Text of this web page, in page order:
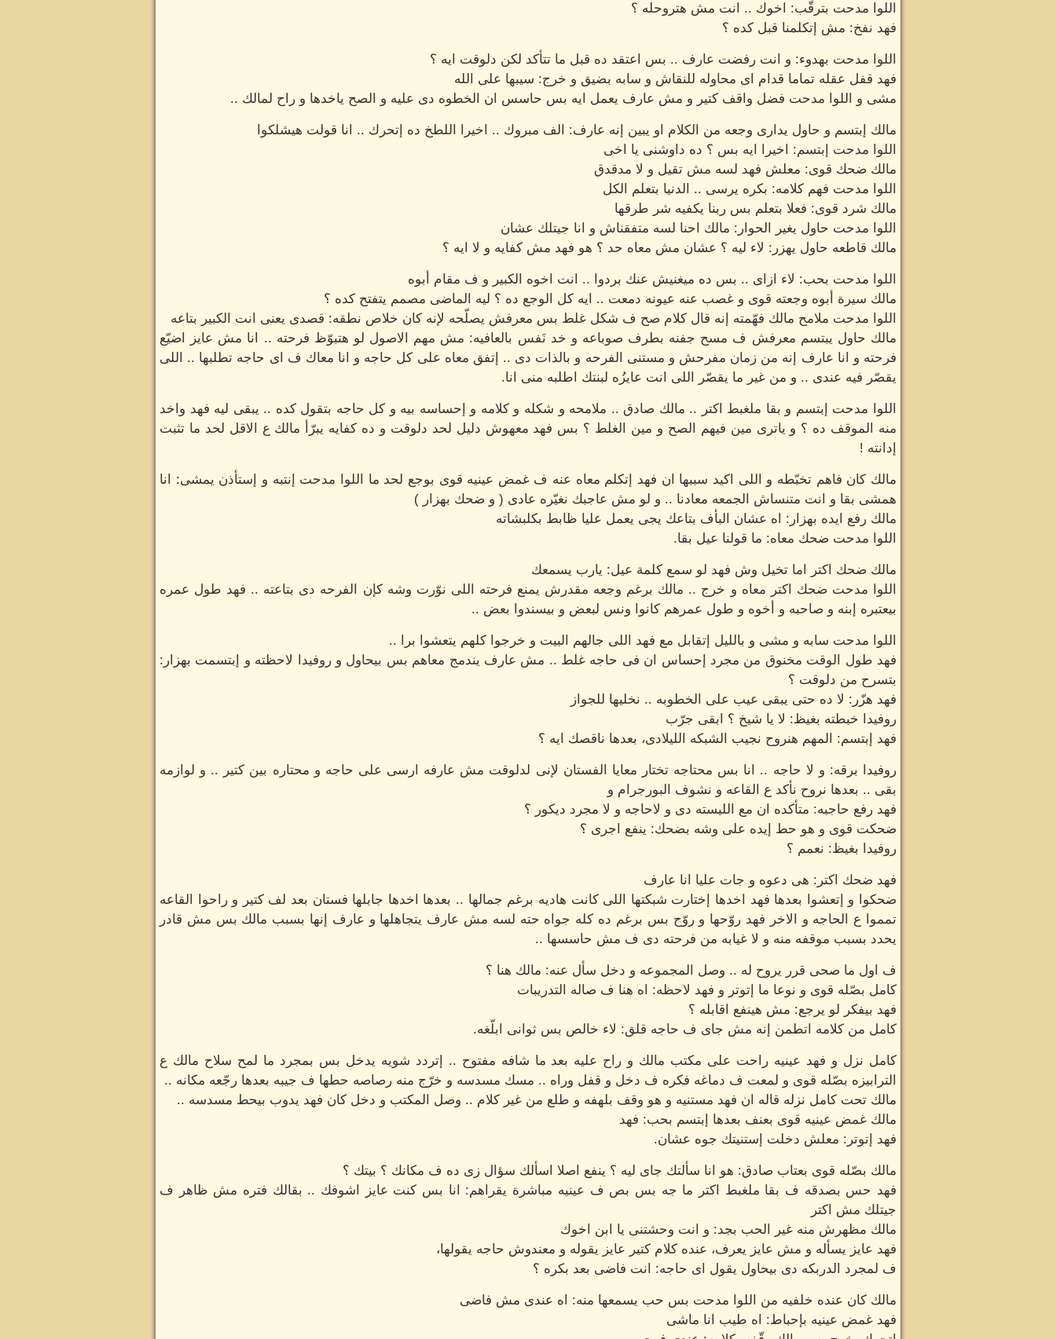
اللوا مدحت بترقّب: اخوك .. انت مش هتروحله ؟
فهد نفخ: مش إتكلمنا قبل كده ؟
اللوا مدحت بهدوء: و انت رفضت عارف .. بس اعتقد ده قبل ما تتأكد لكن دلوقت ايه ؟
فهد قفل عقله تماما قدام اى محاوله للنقاش و سابه بضيق و خرج: سيبها على الله
مشى و اللوا مدحت فضل واقف كتير و مش عارف يعمل ايه بس حاسس ان الخطوه دى عليه و الصح ياخدها و راح لمالك ..
مالك إبتسم و حاول يدارى وجعه من الكلام او يبين إنه عارف: الف مبروك .. اخيرا اللطخ ده إتحرك .. انا قولت هيشلكوا
اللوا مدحت إبتسم: اخيرا ايه بس ؟ ده داوشنى يا اخى
مالك ضحك قوى: معلش فهد لسه مش تقيل و لا مدقدق
اللوا مدحت فهم كلامه: بكره يرسى .. الدنيا بتعلم الكل
مالك شرد قوى: فعلا بتعلم بس ربنا يكفيه شر طرقها
اللوا مدحت حاول يغير الحوار: مالك احنا لسه متفقناش و انا جيتلك عشان
مالك قاطعه حاول يهزر: لاء ليه ؟ عشان مش معاه حد ؟ هو فهد مش كفايه و لا ايه ؟
اللوا مدحت بحب: لاء ازاى .. بس ده ميغنيش عنك بردوا .. انت اخوه الكبير و ف مقام أبوه
مالك سيرة أبوه وجعته قوى و غصب عنه عيونه دمعت .. ايه كل الوجع ده ؟ ليه الماضى مصمم يتفتح كده ؟
اللوا مدحت ملامح مالك فهّمته إنه قال كلام صح ف شكل غلط بس معرفش يصلّحه لإنه كان خلاص نطقه: قصدى يعنى انت الكبير بتاعه
مالك حاول يبتسم معرفش ف مسح جفنه بطرف صوباعه و خد نَفس بالعافيه: مش مهم الاصول لو هتبوّظ فرحته .. انا مش عايز اضيّع
فرحته و انا عارف إنه من زمان مفرحش و مستنى الفرحه و بالذات دى .. إتفق معاه على كل حاجه و انا معاك ف اى حاجه تطلبها .. اللى
يقصّر فيه عندى .. و من غير ما يقصّر اللى انت عايزُه لبنتك اطلبه منى انا.
اللوا مدحت إبتسم و بقا ملغبط اكتر .. مالك صادق .. ملامحه و شكله و كلامه و إحساسه بيه و كل حاجه بتقول كده .. يبقى ليه فهد واخد
منه الموقف ده ؟ و ياترى مين فيهم الصح و مين الغلط ؟ بس فهد معهوش دليل لحد دلوقت و ده كفايه يبرّأ مالك ع الاقل لحد ما تثبت
إدانته !
مالك كان فاهم تخبّطه و اللى اكيد سببها ان فهد إتكلم معاه عنه ف غمض عينيه قوى بوجع لحد ما اللوا مدحت إنتبه و إستأذن يمشى: انا
همشى بقا و انت متنساش الجمعه معادنا .. و لو مش عاجبك نغيّره عادى ( و ضحك بهزار )
مالك رفع ايده بهزار: اه عشان البأف بتاعك يجى يعمل عليا ظابط بكلبشاته
اللوا مدحت ضحك معاه: ما قولنا عيل بقا.
مالك ضحك اكتر اما تخيل وش فهد لو سمع كلمة عيل: يارب يسمعك
اللوا مدحت ضحك اكتر معاه و خرج .. مالك برغم وجعه مقدرش يمنع فرحته اللى نوّرت وشه كإن الفرحه دى بتاعته .. فهد طول عمره
بيعتبره إبنه و صاحبه و أخوه و طول عمرهم كانوا ونس لبعض و بيسندوا بعض ..
اللوا مدحت سابه و مشى و بالليل إتقابل مع فهد اللى جالهم البيت و خرجوا كلهم يتعشوا برا ..
فهد طول الوقت مخنوق من مجرد إحساس ان فى حاجه غلط .. مش عارف يندمج معاهم بس بيحاول و روفيدا لاحظته و إبتسمت بهزار:
بتسرح من دلوقت ؟
فهد هزّر: لا ده حتى يبقى عيب على الخطوبه .. نخليها للجواز
روفيدا خبطته بغيظ: لا يا شيخ ؟ ابقى جرّب
فهد إبتسم: المهم هنروح نجيب الشبكه الليلادى، بعدها ناقصك ايه ؟
روفيدا برقه: و لا حاجه .. انا بس محتاجه تختار معايا الفستان لإنى لدلوقت مش عارفه ارسى على حاجه و محتاره بين كتير .. و لوازمه
بقى .. بعدها نروح نأكد ع القاعه و نشوف البورجرام و
فهد رفع حاجبه: متأكده ان مع الليسته دى و لاحاجه و لا مجرد ديكور ؟
ضحكت قوى و هو حط إيده على وشه بضحك: ينفع اجرى ؟
روفيدا بغيظ: نعمم ؟
فهد ضحك اكتر: هى دعوه و جات عليا انا عارف
ضحكوا و إتعشوا بعدها فهد اخدها إختارت شبكتها اللى كانت هاديه برغم جمالها .. بعدها اخدها جابلها فستان بعد لف كتير و راحوا القاعه
تمموا ع الحاجه و الاخر فهد روّحها و روّح بس برغم ده كله جواه حته لسه مش عارف يتجاهلها و عارف إنها بسبب مالك بس مش قادر
يحدد بسبب موقفه منه و لا غيابه من فرحته دى ف مش حاسسها ..
ف اول ما صحى قرر يروح له .. وصل المجموعه و دخل سأل عنه: مالك هنا ؟
كامل بصّله قوى و نوعا ما إتوتر و فهد لاحظه: اه هنا ف صاله التدريبات
فهد بيفكر لو يرجع: مش هينفع اقابله ؟
كامل من كلامه اتطمن إنه مش جاى ف حاجه قلق: لاء خالص بس ثوانى ابلّغه.
كامل نزل و فهد عينيه راحت على مكتب مالك و راح عليه بعد ما شافه مفتوح .. إتردد شويه يدخل بس بمجرد ما لمح سلاح مالك ع
الترابيزه بصّله قوى و لمعت ف دماغه فكره ف دخل و قفل وراه .. مسك مسدسه و خرّج منه رصاصه حطها ف جيبه بعدها رجّعه مكانه ..
مالك تحت كامل نزله قاله ان فهد مستنيه و هو وقف بلهفه و طلع من غير كلام .. وصل المكتب و دخل كان فهد يدوب بيحط مسدسه ..
مالك غمض عينيه قوى بعنف بعدها إبتسم بحب: فهد
فهد إتوتر: معلش دخلت إستنيتك جوه عشان.
مالك بصّله قوى بعتاب صادق: هو انا سألتك جاى ليه ؟ ينفع اصلا اسألك سؤال زى ده ف مكانك ؟ بيتك ؟
فهد حس بصدقه ف بقا ملغبط اكتر ما جه بس بص ف عينيه مباشرة يقراهم: انا بس كنت عايز اشوفك .. بقالك فتره مش ظاهر ف
جيتلك مش اكتر
مالك مظهرش منه غير الحب بجد: و انت وحشتنى يا ابن اخوك
فهد عايز يسأله و مش عايز يعرف، عنده كلام كتير عايز يقوله و معندوش حاجه يقولها،
ف لمجرد الدربكه دى بيحاول يقول اى حاجه: انت فاضى بعد بكره ؟
مالك كان عنده خلفيه من اللوا مدحت بس حب يسمعها منه: اه عندى مش فاضى
فهد غمض عينيه بإحباط: اه طيب انا ماشى